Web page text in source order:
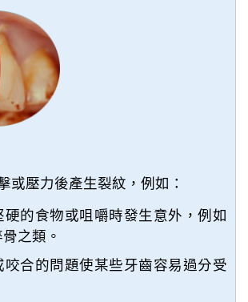
或壓力後產生裂紋，例如：
的食物或咀嚼時發生意外，例如
之類。
咬合的問題使某些牙齒容易過分受